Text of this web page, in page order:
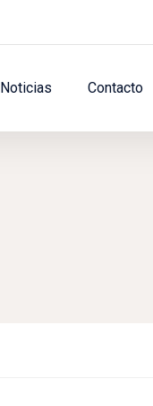
Noticias Contacto